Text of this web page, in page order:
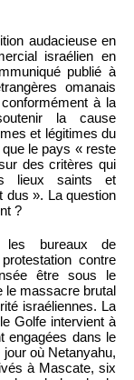
audacieuse en
israélien en
publié à
omanais
à la
la cause
et légitimes du
le pays « reste
des critères qui
lieux saints et
dus ». La question
?
les bureaux de
contre
être sous le
le massacre brutal
israéliennes. La
Golfe intervient à
engagées dans le
où Netanyahu,
à Mascate, six